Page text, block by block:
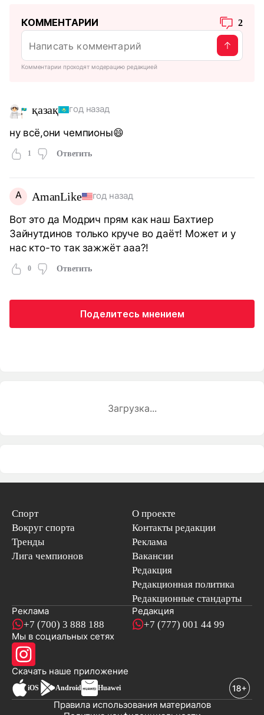
КОММЕНТАРИИ 2
Комментарии проходят модерацию редакцией
қазақ год назад
ну всё,они чемпионы😄
1 Ответить
A AmanLike год назад
Вот это да Модрич прям как наш Бахтиер
Зайнутдинов только круче во даёт! Может и у
нас кто-то так зажжёт ааа?!
0 Ответить
Поделитесь мнением
Загрузка...
Спорт
Вокруг спорта
Тренды
Лига чемпионов
О проекте
Контакты редакции
Реклама
Вакансии
Редакция
Редакционная политика
Редакционные стандарты
Реклама
+7 (700) 3 888 188
Редакция
+7 (777) 001 44 99
Мы в социальных сетях
Скачать наше приложениеновостей
iOS Android Huawei
Правила использования материалов